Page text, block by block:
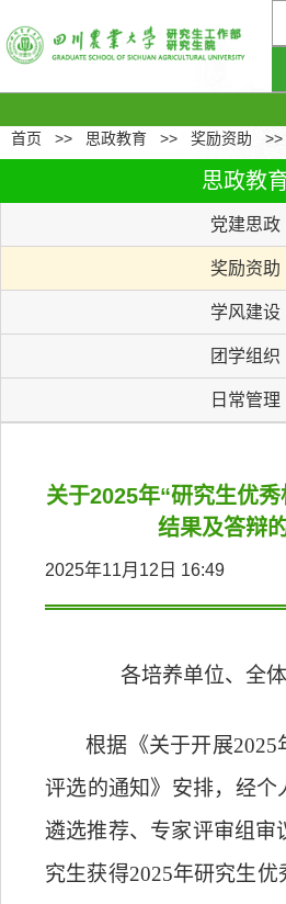
首页 >> 思政教育 >> 奖励资助 >>
思政教
党建思政
奖励资助
学风建设
团学组织
日常管理
关于2025年“研究生优
结果及答辩
2025年11月12日 16:49
各培养单位、全体
根据《关于开展2025
评选的通知》安排，经个
遴选推荐、专家评审组审
究生获得2025年研究生优